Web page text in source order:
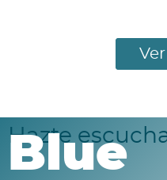
Hazte
Blue